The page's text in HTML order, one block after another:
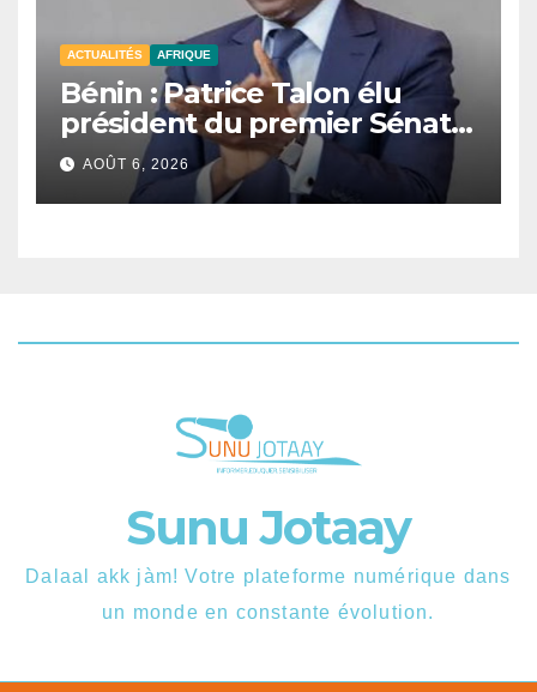
ACTUALITÉS AFRIQUE
Bénin : Patrice Talon élu
président du premier Sénat
de l’histoire du pays.
AOÛT 6, 2026
Sunu Jotaay
Dalaal akk jàm! Votre plateforme numérique dans
un monde en constante évolution.